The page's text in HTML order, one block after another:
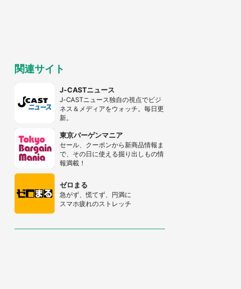
県・30代女性）
関連サイト
J-CASTニュース
J-CASTニュース独自の視点でビジ
ネス＆メディアをウォッチ。毎日更
新。
東京バーゲンマニア
セール、クーポンから新商品情報ま
で、その日に使える掘り出しもの情
報満載！
ゼロまる
急がず、慌てず、円満に
スマホ疲れのストレッチ